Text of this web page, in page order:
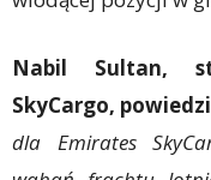
Nabil Sultan,
SkyCargo,
dla Emirates